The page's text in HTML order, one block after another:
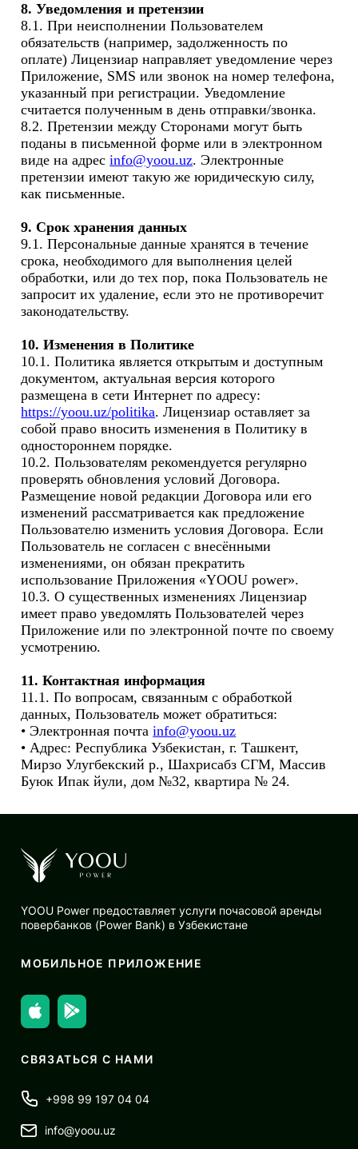
8. Уведомления и претензии
8.1. При неисполнении Пользователем
обязательств (например, задолженность по
оплате) Лицензиар направляет уведомление через
Приложение, SMS или звонок на номер телефона,
указанный при регистрации. Уведомление
считается полученным в день отправки/звонка.
8.2. Претензии между Сторонами могут быть
поданы в письменной форме или в электронном
виде на адрес info@yoou.uz. Электронные
претензии имеют такую же юридическую силу,
как письменные.
9. Срок хранения данных
9.1. Персональные данные хранятся в течение
срока, необходимого для выполнения целей
обработки, или до тех пор, пока Пользователь не
запросит их удаление, если это не противоречит
законодательству.
10. Изменения в Политике
10.1. Политика является открытым и доступным
документом, актуальная версия которого
https://yoou.uz/politika. Лицензиар оставляет за
собой право вносить изменения в Политику в
одностороннем порядке.
10.2. Пользователям рекомендуется регулярно
проверять обновления условий Договора.
Размещение новой редакции Договора или его
изменений рассматривается как предложение
Пользователю изменить условия Договора. Если
Пользователь не согласен с внесёнными
изменениями, он обязан прекратить
использование Приложения «YOOU power».
10.3. О существенных изменениях Лицензиар
имеет право уведомлять Пользователей через
Приложение или по электронной почте по своему
усмотрению.
11. Контактная информация
11.1. По вопросам, связанным с обработкой
данных, Пользователь может обратиться:
• Электронная почта info@yoou.uz
• Адрес: Республика Узбекистан, г. Ташкент,
Мирзо Улугбекский р., Шахрисабз СГМ, Массив
Буюк Ипак йули, дом №32, квартира № 24.
YOOU Power предоставляет услуги почасовой аренды
повербанков (Power Bank) в Узбекистане
МОБИЛЬНОЕ ПРИЛОЖЕНИЕ
СВЯЗАТЬСЯ С НАМИ
+998 99 197 04 04
info@yoou.uz